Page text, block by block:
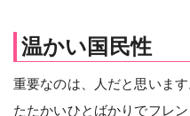
温かい国民性
重要なのは、人だと思いま
たたかいひとばかりでフレ